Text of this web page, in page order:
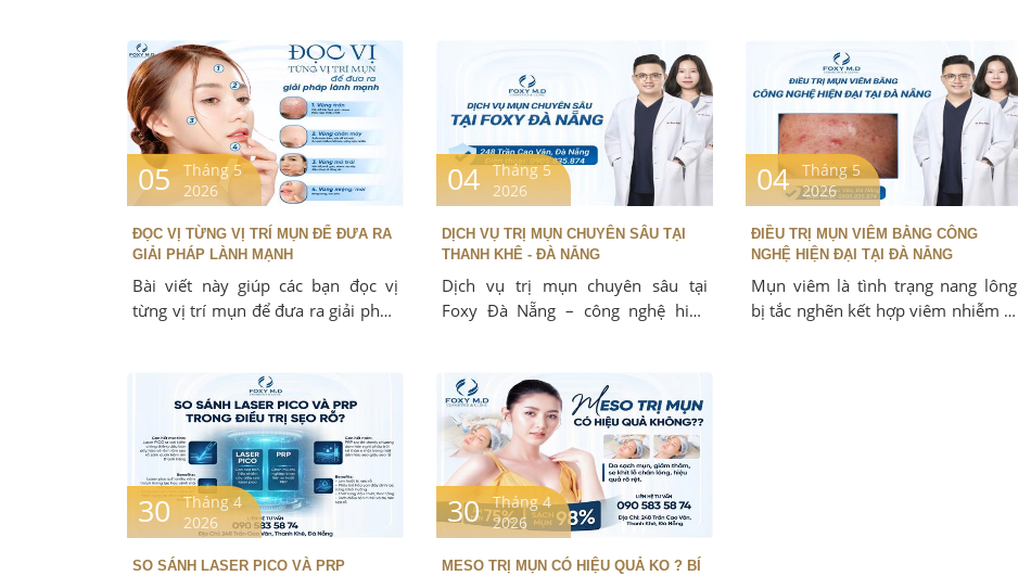
05
Tháng 5
2026
ĐỌC VỊ TỪNG VỊ TRÍ MỤN ĐỂ ĐƯA RA
GIẢI PHÁP LÀNH MẠNH
Bài viết này giúp các bạn đọc vị
từng vị trí mụn để đưa ra giải pháp
chỉ dừng lại ở việc xử lý bề mặt da,
mà còn hướng dẫn cách điều chỉnh
chế độ sinh hoạt, dinh dưỡng và
tâm lý để giải quyết tận gốc nguyên
nhân gây mụn.. Đây chính là lợi thế
so với các phương pháp khác chỉ
che đi triệu chứng chứ chưa xử lý
được nguyên nhân sâu xa.
04
Tháng 5
2026
DỊCH VỤ TRỊ MỤN CHUYÊN SÂU TẠI
THANH KHÊ - ĐÀ NẴNG
Dịch vụ trị mụn chuyên sâu tại
Foxy Đà Nẵng – công nghệ hiện
sẹo.
04
Tháng 5
2026
ĐIỀU TRỊ MỤN VIÊM BẰNG CÔNG
NGHỆ HIỆN ĐẠI TẠI ĐÀ NẴNG
Mụn viêm là tình trạng nang lông
bị tắc nghẽn kết hợp viêm nhiễm vi
30
Tháng 4
2026
SO SÁNH LASER PICO VÀ PRP
30
Tháng 4
2026
MESO TRỊ MỤN CÓ HIỆU QUẢ KO ? BÍ